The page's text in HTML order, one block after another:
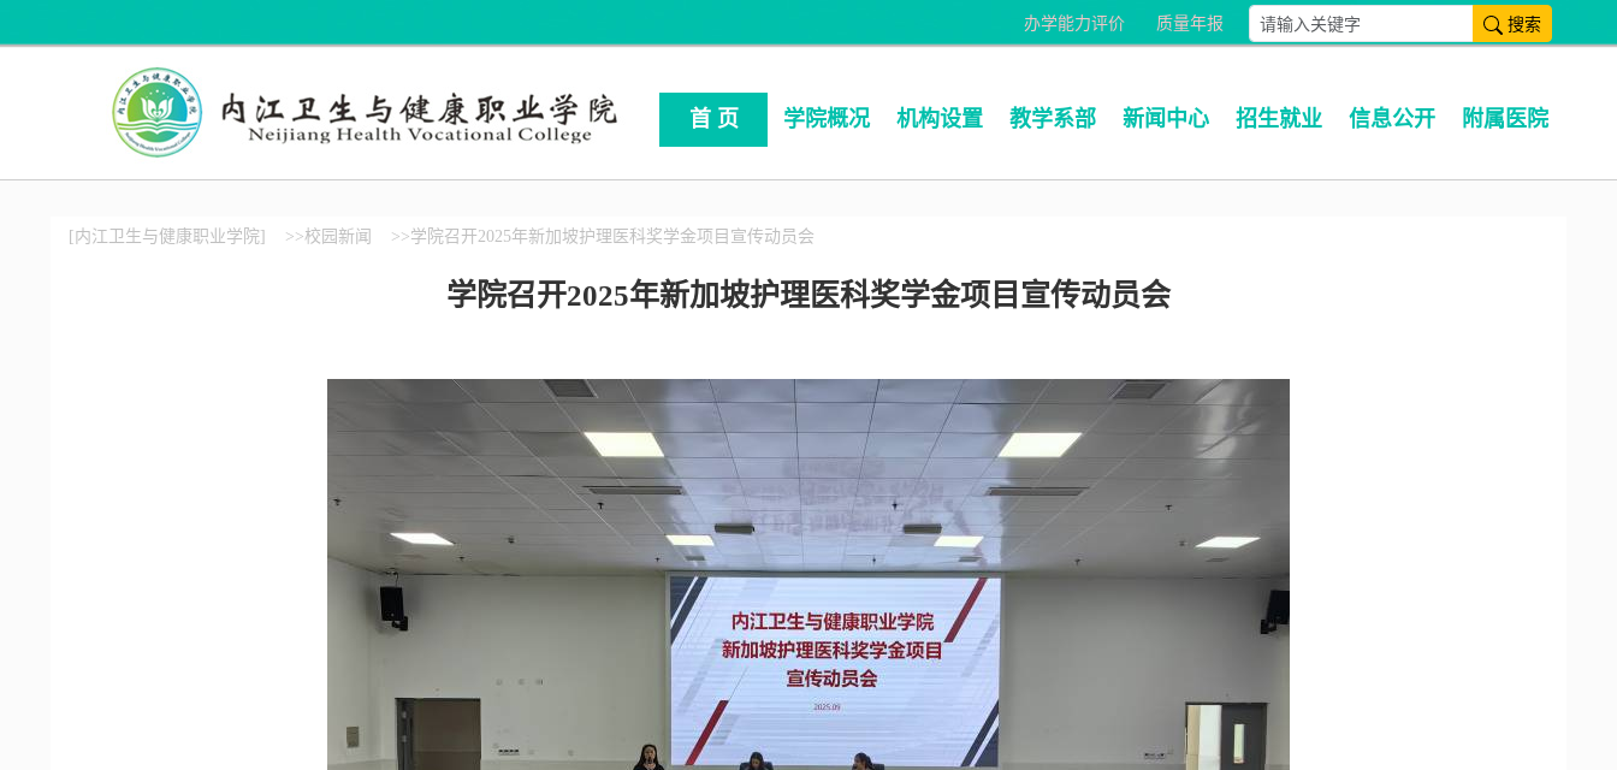
搜索
质量年报
办学能力评价
首 页 学院概况 机构设置 教学系部 新闻中心 招生就业 信息公开 附属医院
[内江卫生与健康职业学院] >>校园新闻 >>学院召开2025年新加坡护理医科奖学金项目宣传动员会​
学院召开2025年新加坡护理医科奖学金项目宣传动员会​